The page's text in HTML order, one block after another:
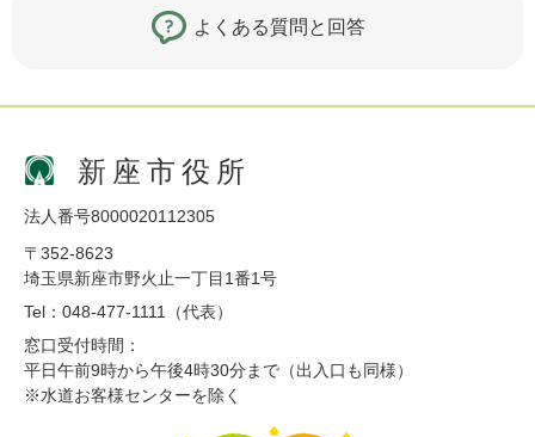
よくある質問と回答
新座市役所
法人番号8000020112305
〒352-8623
埼玉県新座市野火止一丁目1番1号
Tel：048-477-1111（代表）
窓口受付時間：
平日午前9時から午後4時30分まで（出入口も同様）
※水道お客様センターを除く